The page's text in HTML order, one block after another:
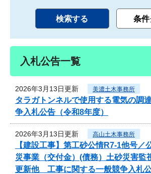
入札公告一覧
2026年3月13日更新 美濃土木事務所
タラガトンネルで使用する電気の調
争入札公告（令和8年度）
2026年3月13日更新 高山土木事務所
【建設工事】第工砂公情R7-1他号／
災事業（交付金）(債務）土砂災害監
更新他 工事に関する一般競争入札